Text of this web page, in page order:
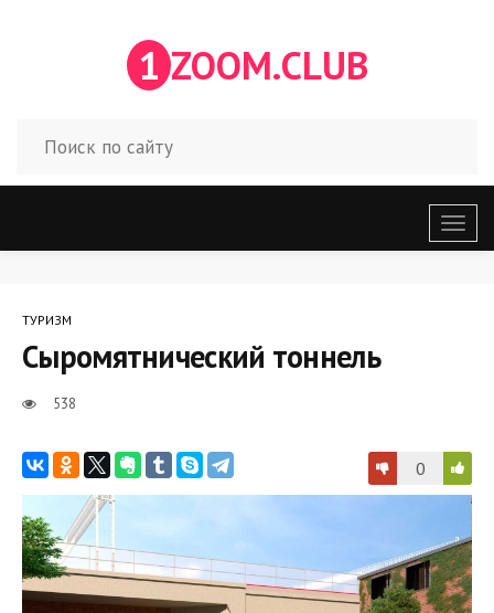
1 ZOOM.CLUB
меню
ТУРИЗМ
Сыромятнический тоннель
538
0